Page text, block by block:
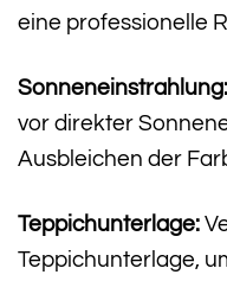
eine professionelle
Sonneneinstrahlung:
vor direkter
Ausbleichen der
Teppichunterlage:
Teppichunterlage,